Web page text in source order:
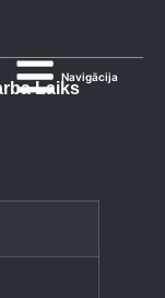
Navigācija
Laiks